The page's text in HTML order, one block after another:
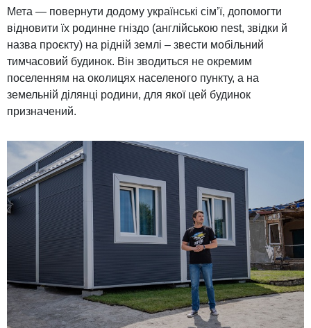
Мета — повернути додому українські сім’ї, допомогти
відновити їх родинне гніздо (англійською nest, звідки й
назва проєкту) на рідній землі – звести мобільний
тимчасовий будинок. Він зводиться не окремим
поселенням на околицях населеного пункту, а на
земельній ділянці родини, для якої цей будинок
призначений.